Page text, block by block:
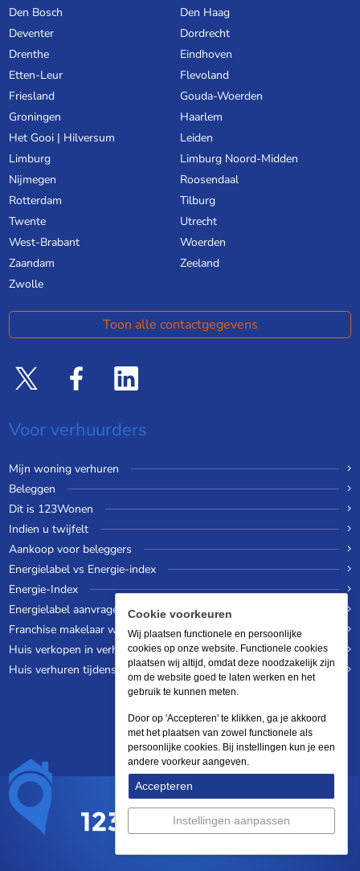
Den Bosch
Den Haag
Deventer
Dordrecht
Drenthe
Eindhoven
Etten-Leur
Flevoland
Friesland
Gouda-Woerden
Groningen
Haarlem
Het Gooi | Hilversum
Leiden
Limburg
Limburg Noord-Midden
Nijmegen
Roosendaal
Rotterdam
Tilburg
Twente
Utrecht
West-Brabant
Woerden
Zaandam
Zeeland
Zwolle
Toon alle contactgegevens
Voor verhuurders
Mijn woning verhuren
Beleggen
Dit is 123Wonen
Indien u twijfelt
Aankoop voor beleggers
Energielabel vs Energie-index
Energie-Index
Energielabel aanvragen
Franchise makelaar worden
Huis verkopen in verhuurde staat
Huis verhuren tijdens een wereldreis
Cookie voorkeuren
Wij plaatsen functionele en persoonlijke
cookies op onze website. Functionele cookies
plaatsen wij altijd, omdat deze noodzakelijk zijn
om de website goed te laten werken en het
gebruik te kunnen meten.
Door op 'Accepteren' te klikken, ga je akkoord
met het plaatsen van zowel functionele als
persoonlijke cookies. Bij instellingen kun je een
andere voorkeur aangeven.
Accepteren
Instellingen aanpassen